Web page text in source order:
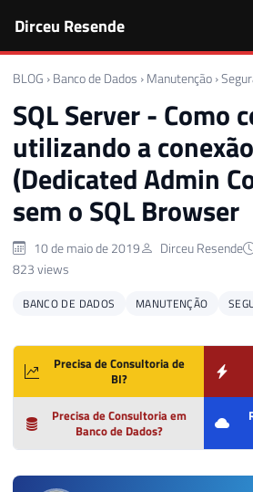
Dirceu Resende
BLOG › Banco de Dados › Manutenção ›
SQL Server - Como
utilizando a
(Dedicated Admin
sem o SQL Browser
10 de maio de 2019 Dirceu Resende
823 views
BANCO DE DADOS MANUTENÇÃO
Precisa de Consultoria de
BI?
Precisa de Consultoria em
Banco de Dados?